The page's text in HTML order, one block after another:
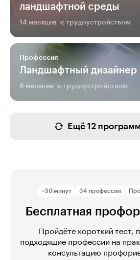
ландшафтной среды
14 месяцев с трудоустройством
Профессия
Ландшафтный дизайнер
8 месяцев с трудоустройством
Ещё 12
~30 минут 34 профессии
Бесплатная
Пройдёте короткий тест,
подходящие профессии на
консультацию